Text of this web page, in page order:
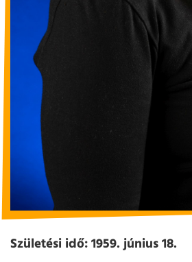
Születési idő: 1959. június 18.